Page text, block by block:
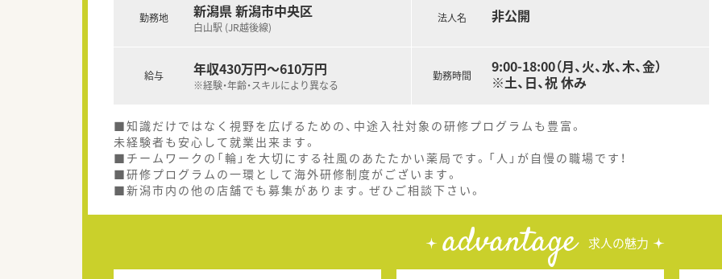
勤務地 新潟県 新潟市中央区
白山駅 (JR越後線)
給与 年収430万円～610万円
※経験・年齢・スキルにより異なる
法人名 非公開
勤務時間
9:00-18:00（月、火、水、木、金）
※土、日、祝 休み
■知識だけではなく視野を広げるための、中途入社対象の研修プログラムも豊富。
未経験者も安心して就業出来ます。
■チームワークの「輪」を大切にする社風のあたたかい薬局です。「人」が自慢の職場です！
■研修プログラムの一環として海外研修制度がございます。
■新潟市内の他の店舗でも募集があります。ぜひご相談下さい。
advantage 求人の魅力